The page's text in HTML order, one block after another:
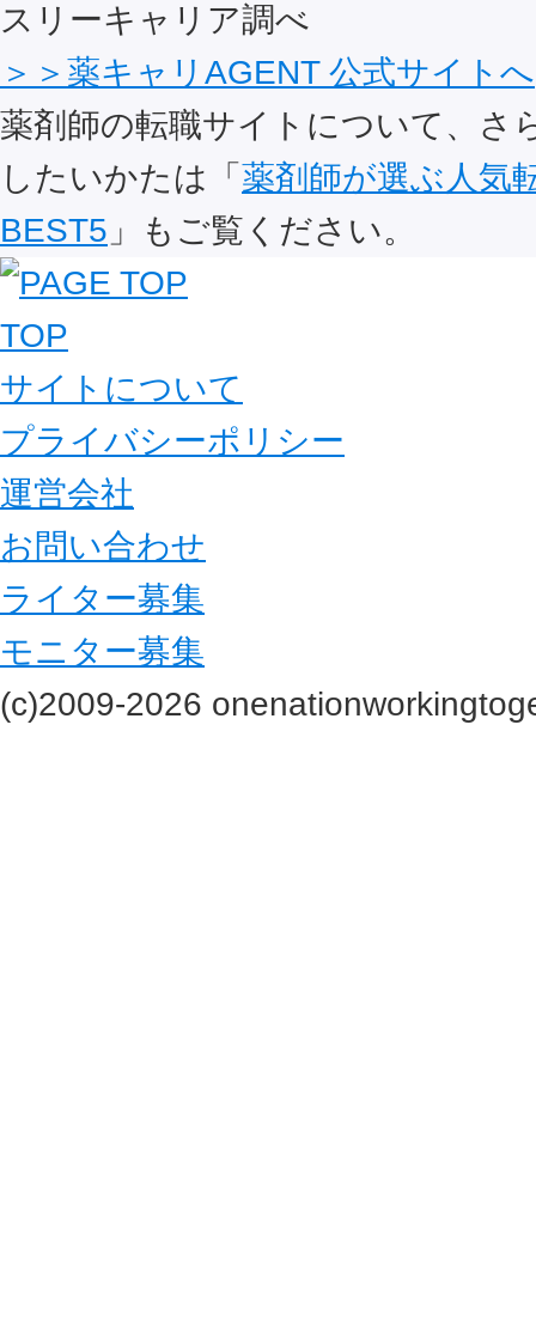
スリーキャリア調べ
＞＞薬キャリAGENT 公式サイトへ
薬剤師の転職サイトについて、さ
したいかたは「 薬剤師が選ぶ人気
BEST5 」もご覧ください。
TOP
サイトについて
プライバシーポリシー
運営会社
お問い合わせ
ライター募集
モニター募集
(c)2009-2026